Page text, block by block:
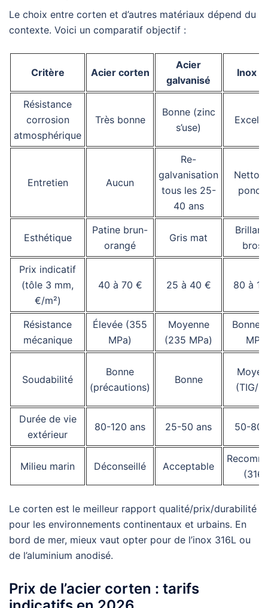
Le choix entre corten et d’autres matériaux dépend du
contexte. Voici un comparatif objectif :
Critère Acier corten
Acier
galvanisé
Inox
Résistance
corrosion
atmosphérique
Très bonne
Bonne (zinc
s’use)
Entretien Aucun
Re-
galvanisation
tous les 25-
40 ans
Esthétique
Patine brun-
orangé
Gris mat
Prix indicatif
(tôle 3 mm,
€/m²)
40 à 70 € 25 à 40 € 80 à
Résistance
mécanique
Élevée (355
MPa)
Moyenne
(235 MPa)
Bonne
Soudabilité
Bonne
(précautions)
Bonne
(TIG/
Durée de vie
extérieur
80-120 ans 25-50 ans 50-80
Milieu marin Déconseillé Acceptable
Le corten est le meilleur rapport qualité/prix/durabilité
pour les environnements continentaux et urbains. En
bord de mer, mieux vaut opter pour de l’inox 316L ou
de l’aluminium anodisé.
Prix de l’acier corten : tarifs